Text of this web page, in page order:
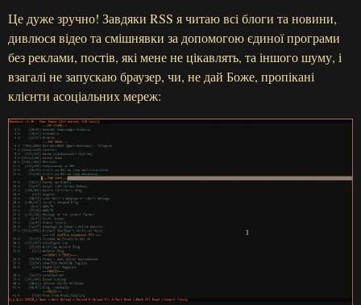
Це дуже зручно! Завдяки RSS я читаю всі блоги та новини,
дивлюся відео та смішнявки за допомогою єдиної програми
без реклами, постів, які мене не цікавлять, та іншого шуму, і
взагалі не запускаю браузер, чи, не дай Боже, пропікані
клієнти асоціальних мереж: